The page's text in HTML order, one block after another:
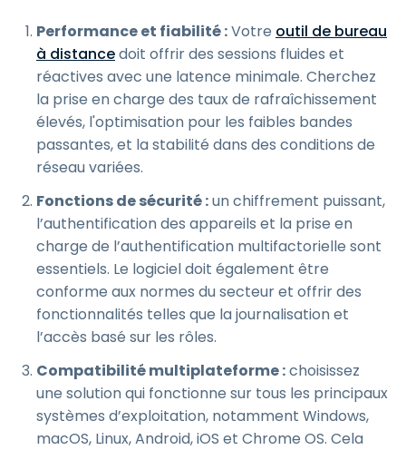
Performance et fiabilité :Votre outil de bureau
à distancedoit offrir des sessions fluides et
réactives avec une latence minimale. Cherchez
la prise en charge des taux de rafraîchissement
élevés, l'optimisation pour les faibles bandes
passantes, et la stabilité dans des conditions de
réseau variées.
Fonctions de sécurité :un chiffrement puissant,
l’authentification des appareils et la prise en
charge de l’authentification multifactorielle sont
essentiels. Le logiciel doit également être
conforme aux normes du secteur et offrir des
fonctionnalités telles que la journalisation et
l’accès basé sur les rôles.
Compatibilité multiplateforme :choisissez
une solution qui fonctionne sur tous les principaux
systèmes d’exploitation, notamment Windows,
macOS, Linux, Android, iOS et Chrome OS. Cela